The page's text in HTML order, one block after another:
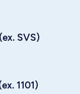
SVS)
1101)